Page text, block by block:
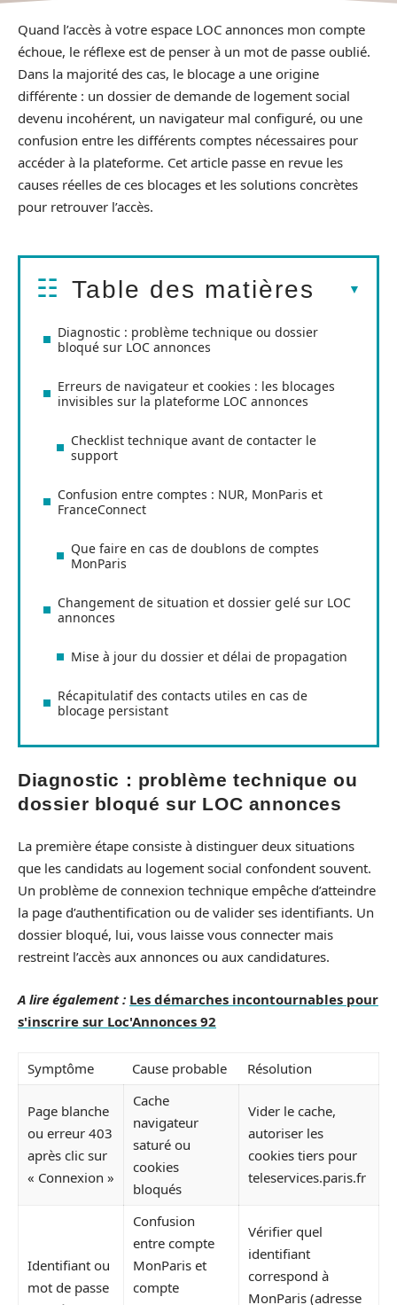
Quand l’accès à votre espace LOC annonces mon compte
échoue, le réflexe est de penser à un mot de passe oublié.
Dans la majorité des cas, le blocage a une origine
différente : un dossier de demande de logement social
devenu incohérent, un navigateur mal configuré, ou une
confusion entre les différents comptes nécessaires pour
accéder à la plateforme. Cet article passe en revue les
causes réelles de ces blocages et les solutions concrètes
pour retrouver l’accès.
Table des matières
Diagnostic : problème technique ou dossier
bloqué sur LOC annonces
Erreurs de navigateur et cookies : les blocages
invisibles sur la plateforme LOC annonces
Checklist technique avant de contacter le
support
Confusion entre comptes : NUR, MonParis et
FranceConnect
Que faire en cas de doublons de comptes
MonParis
Changement de situation et dossier gelé sur LOC
annonces
Mise à jour du dossier et délai de propagation
Récapitulatif des contacts utiles en cas de
blocage persistant
Diagnostic : problème technique ou
dossier bloqué sur LOC annonces
La première étape consiste à distinguer deux situations
que les candidats au logement social confondent souvent.
Un problème de connexion technique empêche d’atteindre
la page d’authentification ou de valider ses identifiants. Un
dossier bloqué, lui, vous laisse vous connecter mais
restreint l’accès aux annonces ou aux candidatures.
A lire également : Les démarches incontournables pour
s'inscrire sur Loc'Annonces 92
Symptôme Cause probable Résolution
Page blanche
ou erreur 403
après clic sur
« Connexion »
Cache
navigateur
saturé ou
cookies
bloqués
Vider le cache,
autoriser les
cookies tiers pour
teleservices.paris.fr
Identifiant ou
mot de passe
Confusion
entre compte
MonParis et
compte
Vérifier quel
identifiant
correspond à
MonParis (adresse